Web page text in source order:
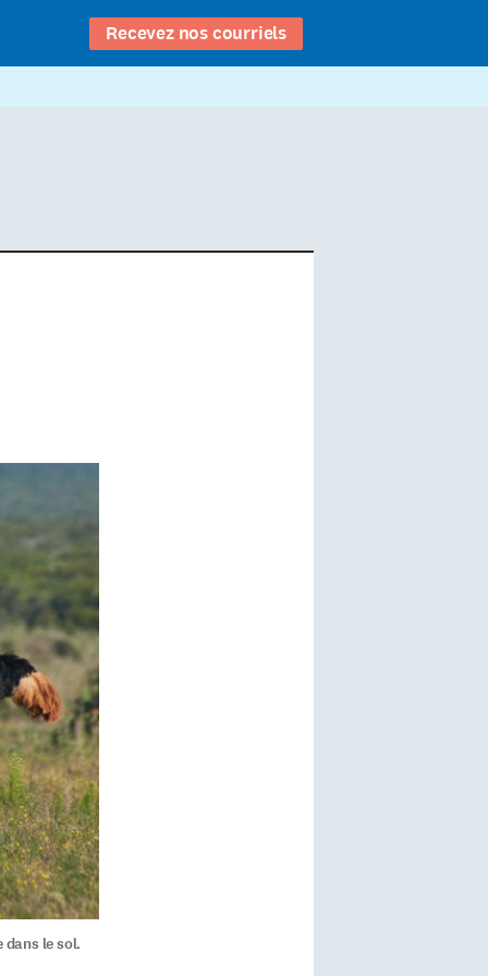
Recevez nos courriels
le sol.